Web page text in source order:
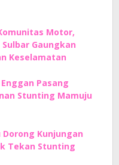
Motor,
Gaungkan
Keselamatan
Pasang
Stunting Mamuju
Kunjungan
Tekan Stunting